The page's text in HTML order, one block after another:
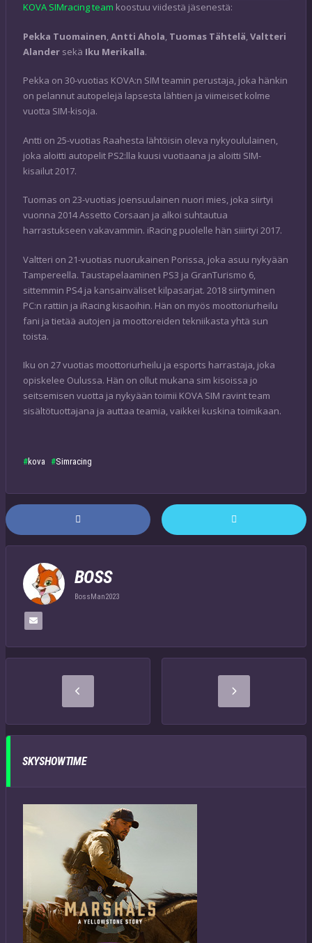
KOVA SIMracing team koostuu viidestä jäsenestä:
Pekka Tuomainen,Antti Ahola, Tuomas Tähtelä,Valtteri
Alander sekä Iku Merikalla.
Pekka on 30-vuotias KOVA:n SIM teamin perustaja, joka hänkin
on pelannut autopelejä lapsesta lähtien ja viimeiset kolme
vuotta SIM-kisoja.
Antti on 25-vuotias Raahesta lähtöisin oleva nykyoululainen,
joka aloitti autopelit PS2:lla kuusi vuotiaana ja aloitti SIM-
kisailut 2017.
Tuomas on 23-vuotias joensuulainen nuori mies, joka siirtyi
vuonna 2014 Assetto Corsaan ja alkoi suhtautua
harrastukseen vakavammin. iRacing puolelle hän siiirtyi 2017.
Valtteri on 21-vuotias nuorukainen Porissa, joka asuu nykyään
Tampereella. Taustapelaaminen PS3 ja GranTurismo 6,
sittemmin PS4 ja kansainväliset kilpasarjat. 2018 siirtyminen
PC:n rattiin ja iRacing kisaoihin. Hän on myös moottoriurheilu
fani ja tietää autojen ja moottoreiden tekniikasta yhtä sun
toista.
Iku on 27 vuotias moottoriurheilu ja esports harrastaja, joka
opiskelee Oulussa. Hän on ollut mukana sim kisoissa jo
seitsemisen vuotta ja nykyään toimii KOVA SIM ravint team
sisältötuottajana ja auttaa teamia, vaikkei kuskina toimikaan.
kova Simracing
BOSS
BossMan2023
SKYSHOWTIME